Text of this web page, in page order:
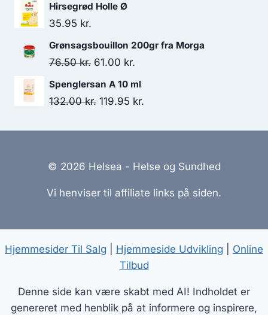
Hirsegrød Holle Ø
35.95 kr.
Grønsagsbouillon 200gr fra Morga
76.50kr. Den
oprindelige
pris
76.50 kr..
61.00 kr.
aktuelle
pris
61.00 kr..
Spenglersan A 10 ml
132.00kr. Den
132.00 kr..
119.95 kr.
119.95 kr..
© 2026 Helsea - Helse og Sundhed
Vi henviser til affiliate links på siden.
Hjemmesider Til Salg Hjemmeside Udvikling
Online
Tilbud
Denne side kan være skabt med AI! Indholdet er
genereret med henblik på at informere og inspirere,